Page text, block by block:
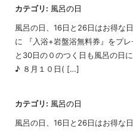
カテゴリ: 風呂の日
風呂の日、16日と26日はお得な
に 『入浴+岩盤浴無料券』をプ
と30日の０のつく日も風呂の日
♪ ８月１０日( […]
カテゴリ: 風呂の日
風呂の日、16日と26日はお得な